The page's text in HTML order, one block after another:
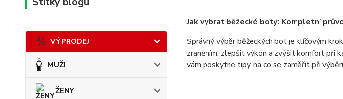
VÝPRODEJ
MUŽI
ŽENY
Jak vybrat běžecké boty: Kompletní
Správný výběr běžeckých bot je klíčovým
zraněním, zlepšit výkon a zvýšit komfort při
vám poskytne tipy, na co se zaměřit při